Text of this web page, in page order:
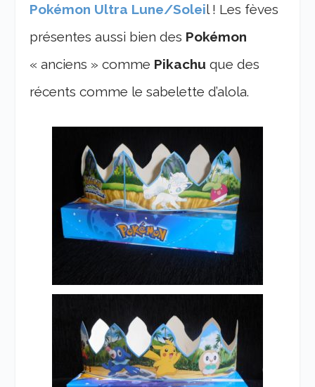
Pokémon Ultra Lune/Soleil ! Les fèves
présentes aussi bien des Pokémon
« anciens » comme Pikachu que des
récents comme le sabelette d’alola.